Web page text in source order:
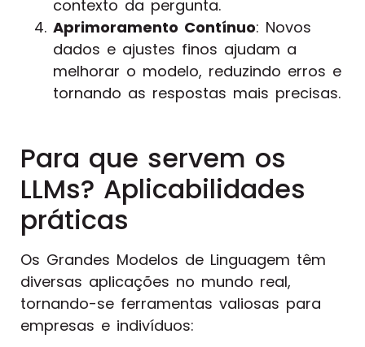
contexto da pergunta.
Aprimoramento Contínuo: Novos
dados e ajustes finos ajudam a
melhorar o modelo, reduzindo erros e
tornando as respostas mais precisas.
Para que servem os
LLMs? Aplicabilidades
práticas
Os Grandes Modelos de Linguagem têm
diversas aplicações no mundo real,
tornando-se ferramentas valiosas para
empresas e indivíduos: